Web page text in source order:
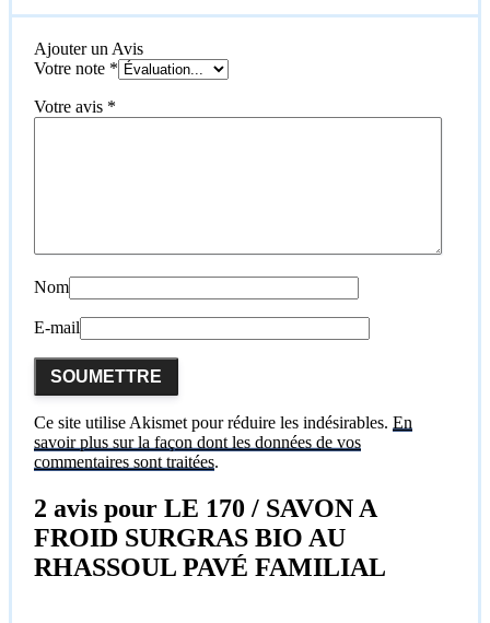
Ajouter un Avis
Votre note *
Votre avis *
Nom
E-mail
Ce site utilise Akismet pour réduire les indésirables. En
savoir plus sur la façon dont les données de vos
commentaires sont traitées.
2 avis pour LE 170 / SAVON A
FROID SURGRAS BIO AU
RHASSOUL PAVÉ FAMILIAL